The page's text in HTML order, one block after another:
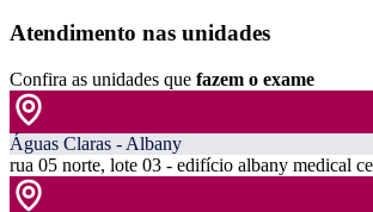
Atendimento nas unidades
Confira as unidades que fazem o exame
Águas Claras - Albany
rua 05 norte, lote 03 - edifício albany medical